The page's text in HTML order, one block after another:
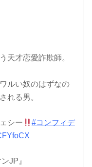
天才恋愛詐欺師。
ルい奴のはずなの
れる男。
シー
#コンフィデ
JP』